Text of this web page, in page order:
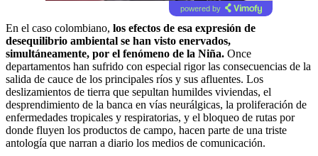
powered by
En el caso colombiano, los efectos de esa expresión de
desequilibrio ambiental se han visto enervados,
simultáneamente, por el fenómeno de la Niña. Once
departamentos han sufrido con especial rigor las consecuencias de la
salida de cauce de los principales ríos y sus afluentes. Los
deslizamientos de tierra que sepultan humildes viviendas, el
desprendimiento de la banca en vías neurálgicas, la proliferación de
enfermedades tropicales y respiratorias, y el bloqueo de rutas por
donde fluyen los productos de campo, hacen parte de una triste
antología que narran a diario los medios de comunicación.